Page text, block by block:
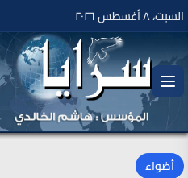
السبت، ٨ أغسطس ٢٠٢٦
أضواء